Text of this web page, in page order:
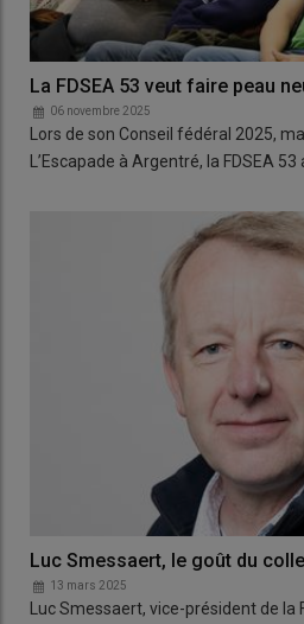
La FDSEA 53 veut faire peau
06 novembre 2025
Lors de son Conseil fédéral 2025,
L’Escapade à Argentré, la FDSEA
Luc Smessaert, le goût du
13 mars 2025
Luc Smessaert, vice-président de la